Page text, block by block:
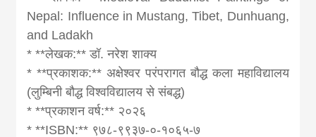
Nepal: Influence in Mustang, Tibet, Dunhuang,
and Ladakh
* **लेखक:** डॉ. नरेश शाक्य
* **प्रकाशक:** अक्षेश्वर परंपरागत बौद्ध कला महाविद्यालय
(लुम्बिनी बौद्ध विश्वविद्यालय से संबद्ध)
* **प्रकाशन वर्ष:** २०२६
* **ISBN:** ९७८-९९३७-०-१०६५-७